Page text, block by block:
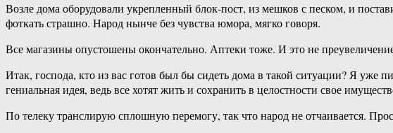
Возле дома оборудовали укрепленный блок-пост, из мешков с песком, и
фоткать страшно. Народ нынче без чувства юмора, мягко говоря.
Все магазины опустошены окончательно. Аптеки тоже. И это не
Итак, господа, кто из вас готов был бы сидеть дома в такой ситуации? Я уже
гениальная идея, ведь все хотят жить и сохранить в целостности свое
По телеку транслирую сплошную перемогу, так что народ не отчаивается.